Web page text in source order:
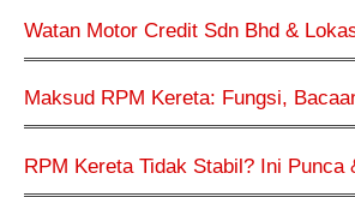
Watan Motor Credit Sdn Bhd &
Maksud RPM Kereta: Fungsi,
RPM Kereta Tidak Stabil? Ini Punca